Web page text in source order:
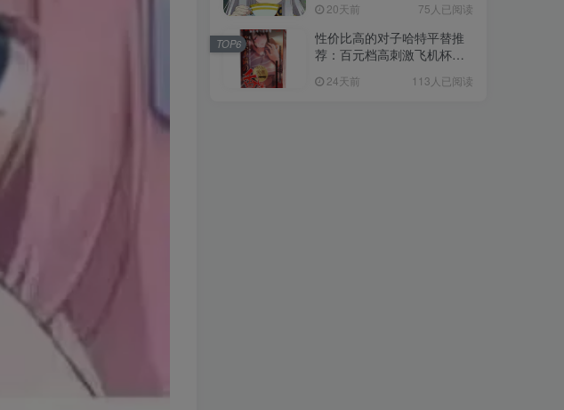
20天前 75人已阅读
性价比高的对子哈特平替推
荐：百元档高刺激飞机杯选
24天前 113人已阅读
TOP6